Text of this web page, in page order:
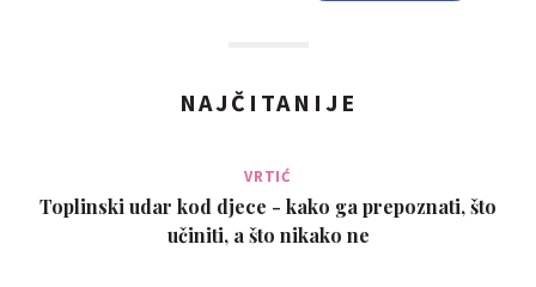
NAJČITANIJE
VRTIĆ
Toplinski udar kod djece - kako ga prepoznati, što
učiniti, a što nikako ne